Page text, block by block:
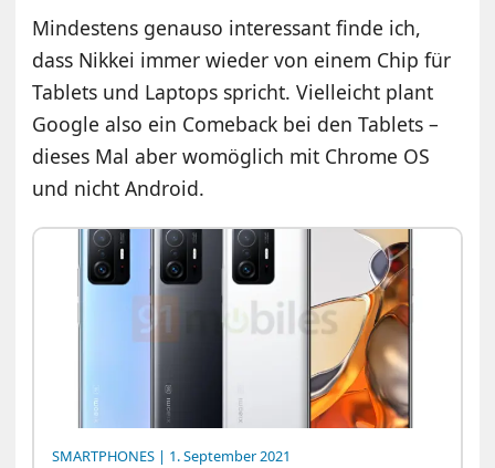
Mindestens genauso interessant finde ich,
dass Nikkei immer wieder von einem Chip für
Tablets und Laptops spricht. Vielleicht plant
Google also ein Comeback bei den Tablets –
dieses Mal aber womöglich mit Chrome OS
und nicht Android.
SMARTPHONES | 1. September 2021